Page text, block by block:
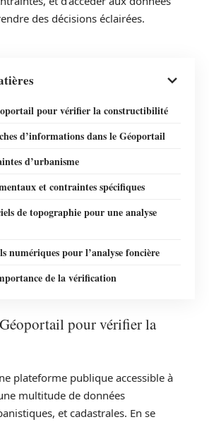
des décisions éclairées.
pour vérifier la constructibilité
d’informations dans le Géoportail
d’urbanisme
et contraintes spécifiques
de topographie pour une analyse
numériques pour l’analyse foncière
de la vérification
pour vérifier la
plateforme publique accessible à
multitude de données
et cadastrales. En se